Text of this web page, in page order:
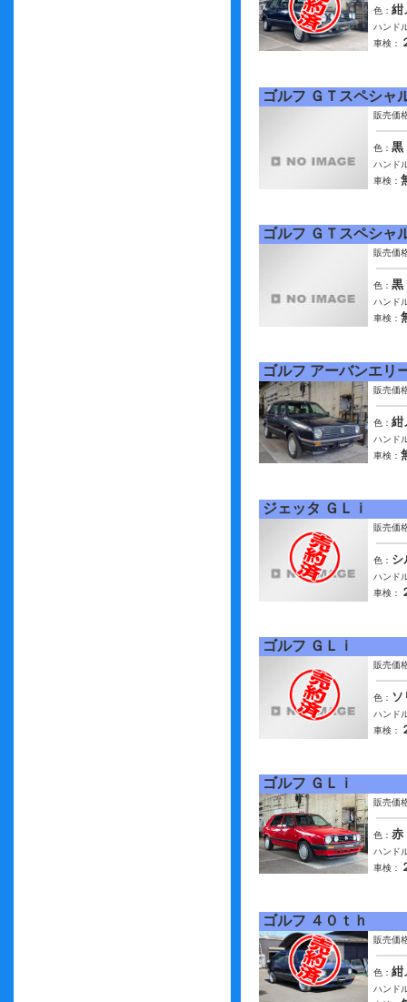
色： 紺
ハンド
車検：
ゴルフ ＧＴスペシャ
販売価
色： 黒
ハンド
車検：
ゴルフ ＧＴスペシャ
販売価
色： 黒
ハンド
車検：
ゴルフ アーバンエリ
販売価
色： 紺
ハンド
車検：
ジェッタ ＧＬｉ
販売価
色： シ
ハンド
車検：
ゴルフ ＧＬｉ
販売価
色： ソ
ハンド
車検：
ゴルフ ＧＬｉ
販売価
色： 赤
ハンド
車検：
ゴルフ ４０ｔｈ
販売価
色： 紺
ハンド